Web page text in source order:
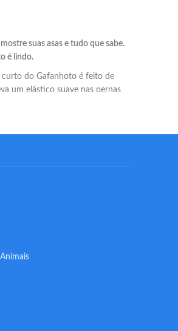
suas asas e tudo que sabe.
é lindo.
curto do Gafanhoto é feito de
um elástico suave nas pernas
helanca light. Um tecido leve,
com